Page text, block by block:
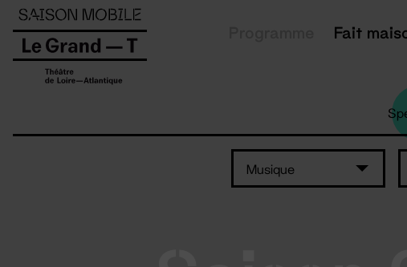
Fait
Musique
Panneau de gestion des cookies